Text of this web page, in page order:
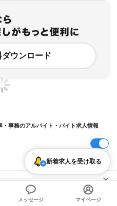
ウンロード
事務のアルバイト・バイト求人情報
画・人事・事務 一般事務
画・人事・事務 受付 動画編集
世田谷区
経営・事業企画・人事・事
新着求人を受け取る
メッセージ マイページ